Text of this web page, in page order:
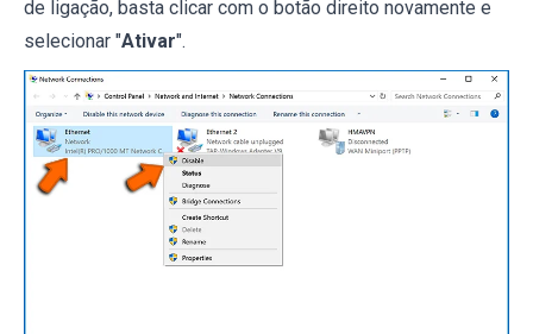
de ligação, basta clicar com o botão direito novamente e
selecionar "Ativar".